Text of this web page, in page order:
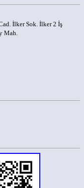
İlker Sok. İlker 2 İş
Mah.